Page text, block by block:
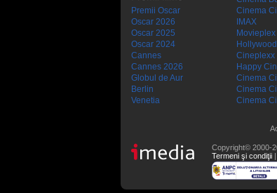
Premii Oscar
Oscar 2026
Oscar 2025
Oscar 2024
Cannes
Cannes 2026
Globul de Aur
Berlin
Venetia
Cinema
IMAX
Cineplexx
Happy
Cinema
Cinema
Cinema
Copyright© 2000-
Termeni şi condiţii |